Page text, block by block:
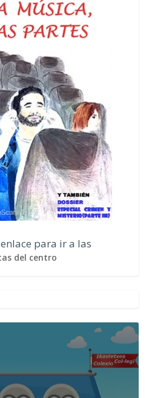
para ir a las
del centro